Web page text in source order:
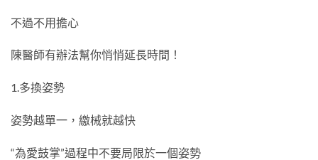
不過不用擔心
陳醫師有辦法幫你悄悄延長時間！
1.多換姿勢
姿勢越單一，繳械就越快
“為愛鼓掌”過程中不要局限於一個姿勢